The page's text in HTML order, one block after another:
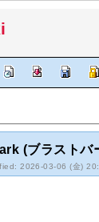
(ブラストバ
2026-03-06 (金)